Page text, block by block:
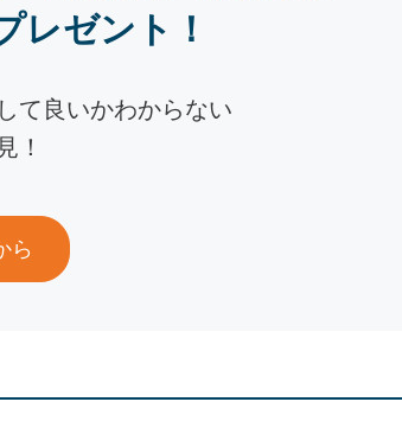
レゼント！
て良いかわからない
！
ら